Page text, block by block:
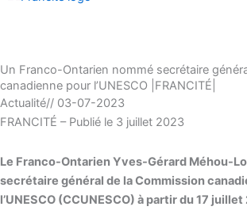
Un Franco-Ontarien nommé secrétaire
canadienne pour l’UNESCO |FRANCITÉ|
Actualité// 03-07-2023
FRANCITÉ – Publié le 3 juillet 2023
Le Franco-Ontarien Yves-Gérard Méhou-
secrétaire général de la Commission
l’UNESCO (CCUNESCO) à partir du 17